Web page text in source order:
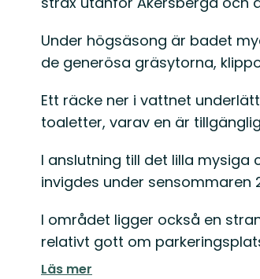
Under högsäsong är badet
de generösa gräsytorna,
Ett räcke ner i vattnet
toaletter, varav en är
I anslutning till det lilla
invigdes under sensommaren
I området ligger också en
relativt gott om
Läs mer